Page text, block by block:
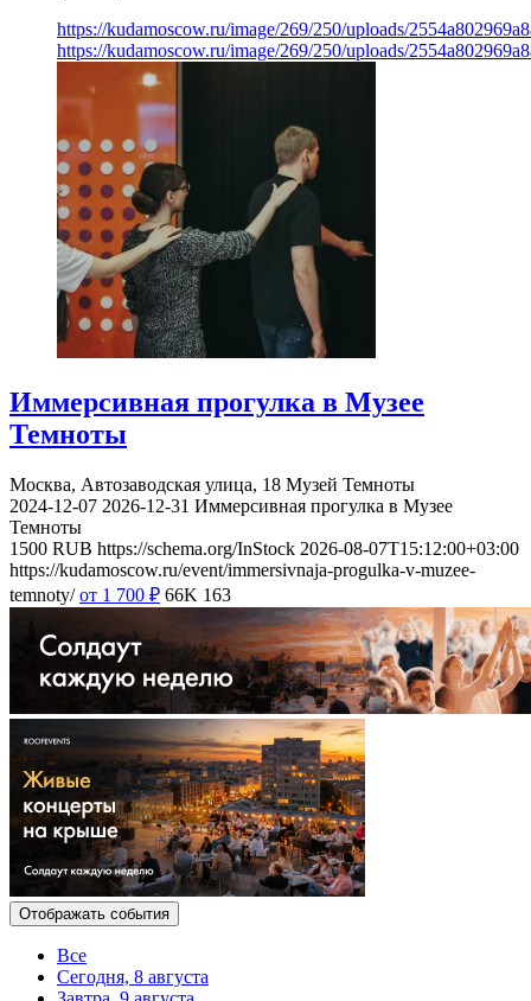
https://kudamoscow.ru/image/269/250/uploads/
https://kudamoscow.ru/image/269/250/uploads/
Иммерсивная прогулка в Музее
Темноты
Москва, Автозаводская улица, 18 Музей Темноты
2024-12-07 2026-12-31 Иммерсивная прогулка в Музее
Темноты
1500 RUB https://schema.org/InStock 2026-08-07T15:12:00+03:00
https://kudamoscow.ru/event/immersivnaja-progulka-v-muzee-
temnoty/ от 1 700 ₽ 66K 163
Отображать события
Все
Сегодня, 8 августа